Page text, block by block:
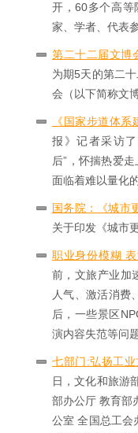
开，60多个高等
家、学者、代表参
第二十二届文博
为期5天的第二
会（以下简称文
《国家步道体
报》记者采访
后”，怀揣热爱
面临着难以量化
国务院：《城市
关于印发《城市
职业身份模糊
前，文旅产业加
人气、激活消费
后，一些景区
演内容失范等问题
七部门:弘扬工
日，文化和旅游
部办公厅 教育部
公室 全国总工会